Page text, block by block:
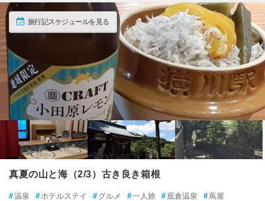
旅行記スケジュールを見る
真夏の山と海（2/3）古き良き箱根
#温泉 # ホテルステイ # グルメ #一人旅 # 底倉温泉 #蔦屋